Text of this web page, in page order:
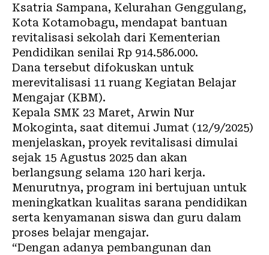
Ksatria Sampana, Kelurahan Genggulang,
Kota Kotamobagu, mendapat bantuan
revitalisasi sekolah dari Kementerian
Pendidikan senilai Rp 914.586.000.
Dana tersebut difokuskan untuk
merevitalisasi 11 ruang Kegiatan Belajar
Mengajar (KBM).
Kepala SMK 23 Maret, Arwin Nur
Mokoginta, saat ditemui Jumat (12/9/2025)
menjelaskan, proyek revitalisasi dimulai
sejak 15 Agustus 2025 dan akan
berlangsung selama 120 hari kerja.
Menurutnya, program ini bertujuan untuk
meningkatkan kualitas sarana pendidikan
serta kenyamanan siswa dan guru dalam
proses belajar mengajar.
“Dengan adanya pembangunan dan